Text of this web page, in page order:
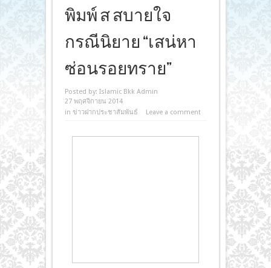
พิมพ์ ส สบายใจ
กรณีนิยาย “เสน่หา
ซ่อนรอยทราย”
Posted by: Islamic Bkk Admin
27 พฤศจิกายน 2014
in ข่าวฝากประชาสัมพันธ์ Leave a comment